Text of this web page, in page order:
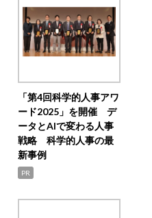
「第4回科学的人事アワ
ード2025」を開催 デ
ータとAIで変わる人事
戦略 科学的人事の最
新事例
PR